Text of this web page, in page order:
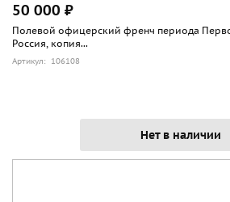
50 000 ₽
Полевой офицерский френч периода
Россия, копия...
Артикул: 106108
Нет в наличии